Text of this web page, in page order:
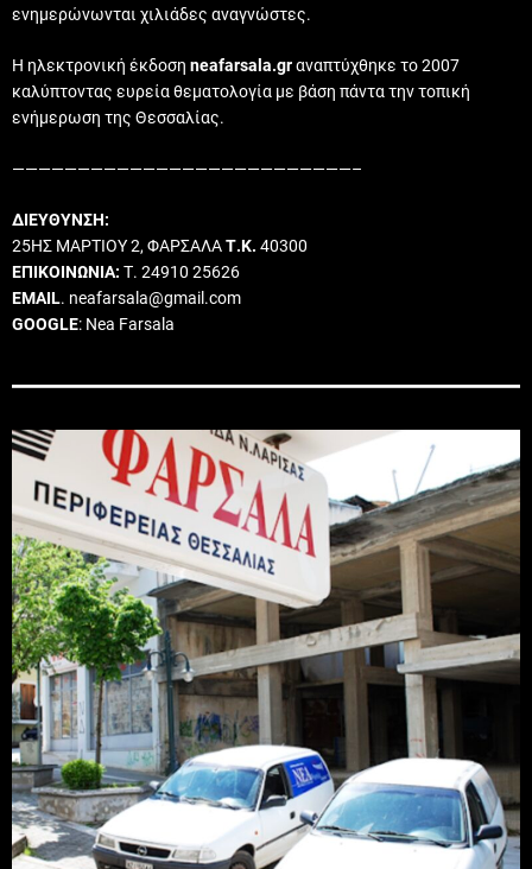
ενημερώνωνται χιλιάδες αναγνώστες.
Η ηλεκτρονική έκδοση neafarsala.grαναπτύχθηκε το 2007
καλύπτοντας ευρεία θεματολογία με βάση πάντα την τοπική
ενήμερωση της Θεσσαλίας.
——————————————————————————–
ΔΙΕΥΘΥΝΣΗ:
25ΗΣ ΜΑΡΤΙΟΥ 2, ΦΑΡΣΑΛΑΤ.Κ. 40300
ΕΠΙΚΟΙΝΩΝΙΑ: Τ. 24910 25626
EMAIL. neafarsala@gmail.com
GOOGLE: Nea Farsala